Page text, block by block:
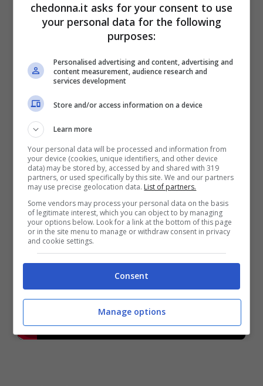
Creativa, giocosa, sfiziosa..perchè non
completare il proprio look primaverile con
ai dolci frutti della bella stagione?!
Ciliegine, pois, glitter ed un frammento di
tovaglia per impreziosire le unghie e
renderle allegre e stravaganti. Siete pronte
per le Cherry Picnic Nails? Via con il
tutorial!
chedonna.it asks for your consent to use
your personal data for the following
purposes:
Personalised advertising and content, advertising and
content measurement, audience research and
services development
Store and/or access information on a device
Learn more
Your personal data will be processed and information from
your device (cookies, unique identifiers, and other device
data) may be stored by, accessed by and shared with 319
partners, or used specifically by this site. We and our partners
may use precise geolocation data. List of partners.
Some vendors may process your personal data on the basis
of legitimate interest, which you can object to by managing
your options below. Look for a link at the bottom of this page
or in the site menu to manage or withdraw consent in privacy
and cookie settings.
Consent
Manage options